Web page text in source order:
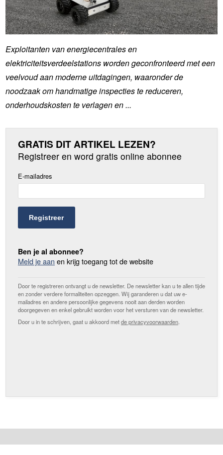
Exploitanten van energiecentrales en
elektriciteitsverdeelstations worden geconfronteerd met een
veelvoud aan moderne uitdagingen, waaronder de
noodzaak om handmatige inspecties te reduceren,
onderhoudskosten te verlagen en ...
GRATIS DIT ARTIKEL LEZEN?
Registreer en word gratis online abonnee
E-mailadres
Registreer
Ben je al abonnee?
Meld je aan en krijg toegang tot de website
Door te registreren ontvangt u de newsletter. De newsletter kan u te allen tijde
en zonder verdere formaliteiten opzeggen. Wij garanderen u dat uw e-
mailadres en andere persoonlijke gegevens nooit aan derden worden
doorgegeven en enkel gebruikt worden voor het versturen van de newsletter.
Door u in te schrijven, gaat u akkoord metde privacyvoorwaarden